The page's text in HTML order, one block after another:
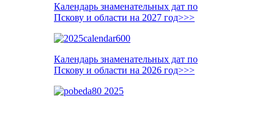
Календарь знаменательных дат по
Пскову и области на 2027 год>>>
Календарь знаменательных дат по
Пскову и области на 2026 год>>>